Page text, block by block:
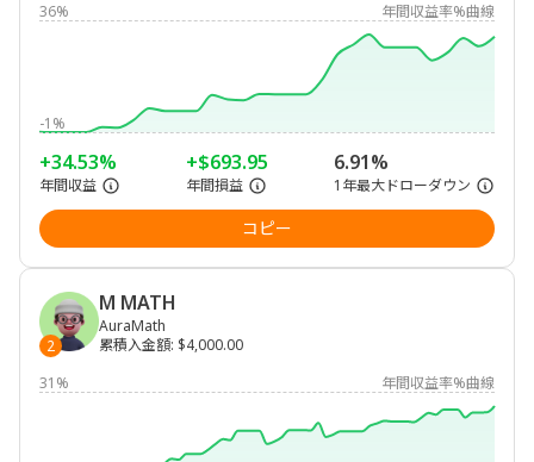
36%
年間収益率%曲線
-1%
+34.53%
年間収益
+$693.95
年間損益
6.91%
1年最大ドローダウン
コピー
2
M MATH
AuraMath
累積入金額: $4,000.00
31%
年間収益率%曲線